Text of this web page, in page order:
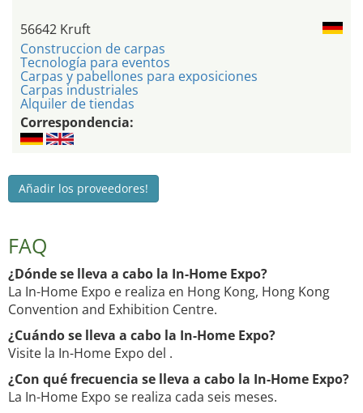
56642 Kruft
Construccion de carpas
Tecnología para eventos
Carpas y pabellones para exposiciones
Carpas industriales
Alquiler de tiendas
Correspondencia:
Añadir los proveedores!
FAQ
¿Dónde se lleva a cabo la In-Home Expo?
La In-Home Expo e realiza en Hong Kong, Hong Kong
Convention and Exhibition Centre.
¿Cuándo se lleva a cabo la In-Home Expo?
Visite la In-Home Expo del .
¿Con qué frecuencia se lleva a cabo la In-Home Expo?
La In-Home Expo se realiza cada seis meses.